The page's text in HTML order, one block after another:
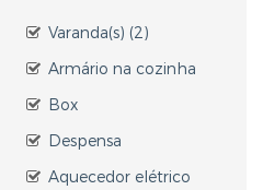
Varanda(s) (2)
Armário na cozinha
Box
Despensa
Aquecedor elétrico